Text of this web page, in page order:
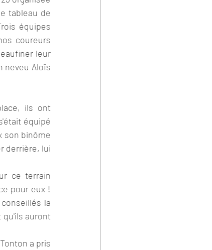
tableau de
équipes
coureurs
leur
neveu Aloïs
ils ont
équipé
son binôme
derrière, lui
ce terrain
pour eux !
la
qu'ils auront
a pris